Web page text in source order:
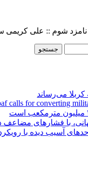
نامزد شوم :: علی کریمی
کربلا می‌رساند
calls for converting
جهانی، با فشارهای
آسیب دیده با